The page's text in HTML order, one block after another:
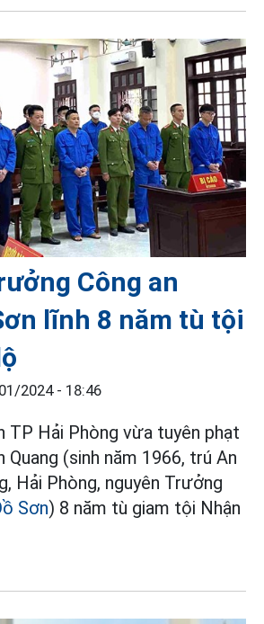
Công an
lĩnh 8 năm tù tội
2024 - 18:46
TP Hải Phòng vừa tuyên phạt
Quang (sinh năm 1966, trú An
Hải Phòng, nguyên Trưởng
Sơn) 8 năm tù giam tội Nhận